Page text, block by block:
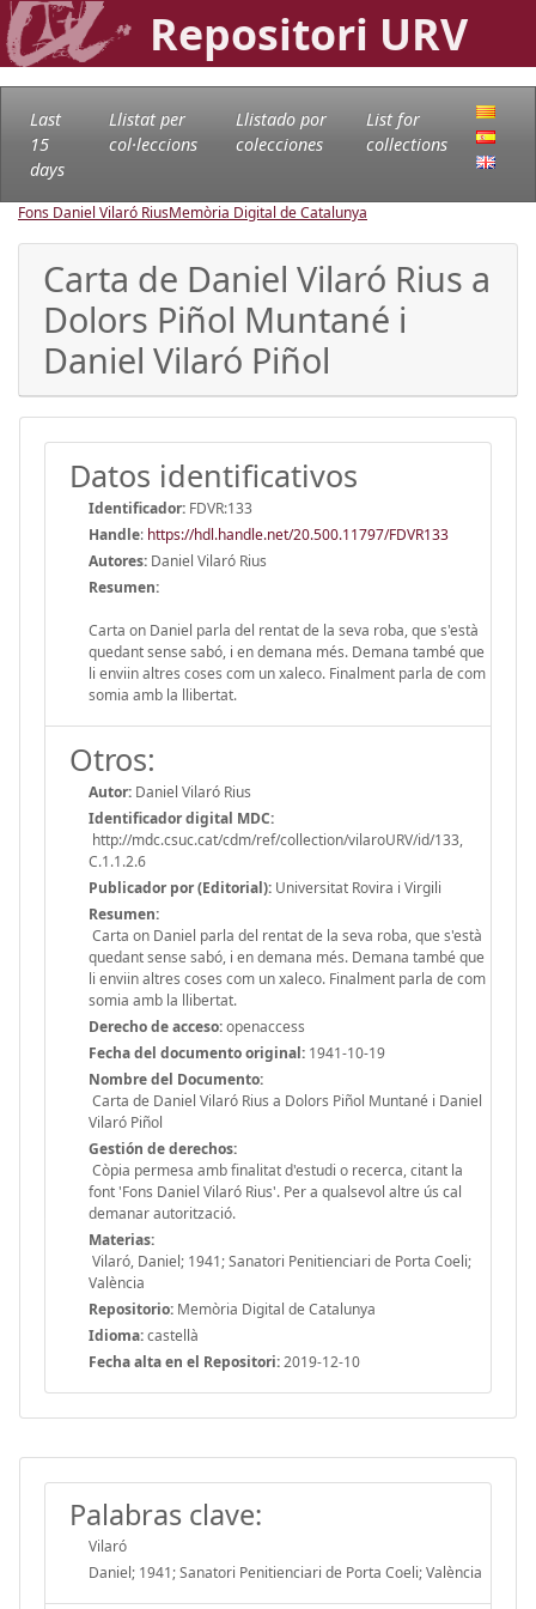
Repositori URV
Last
15
days
Llistat per
col·leccions
Llistado por
colecciones
List for
collections
Fons Daniel Vilaró RiusMemòria Digital de Catalunya
Carta de Daniel Vilaró Rius a
Dolors Piñol Muntané i
Daniel Vilaró Piñol
Datos identificativos
Identificador: FDVR:133
Handle: https://hdl.handle.net/20.500.11797/FDVR133
Autores: Daniel Vilaró Rius
Resumen:
Carta on Daniel parla del rentat de la seva roba, que s'està
quedant sense sabó, i en demana més. Demana també que
li enviin altres coses com un xaleco. Finalment parla de com
somia amb la llibertat.
Otros:
Autor: Daniel Vilaró Rius
Identificador digital MDC:
http://mdc.csuc.cat/cdm/ref/collection/vilaroURV/id/133,
C.1.1.2.6
Publicador por (Editorial): Universitat Rovira i Virgili
Resumen:
Carta on Daniel parla del rentat de la seva roba, que s'està
quedant sense sabó, i en demana més. Demana també que
li enviin altres coses com un xaleco. Finalment parla de com
somia amb la llibertat.
Derecho de acceso:openaccess
Fecha del documento original: 1941-10-19
Nombre del Documento:
Carta de Daniel Vilaró Rius a Dolors Piñol Muntané i Daniel
Vilaró Piñol
Gestión de derechos:
Còpia permesa amb finalitat d'estudi o recerca, citant la
font 'Fons Daniel Vilaró Rius'. Per a qualsevol altre ús cal
demanar autorització.
Materias:
Vilaró, Daniel; 1941; Sanatori Penitienciari de Porta Coeli;
València
Repositorio: Memòria Digital de Catalunya
Idioma:castellà
Fecha alta en el Repositori:2019-12-10
Palabras clave:
Vilaró
Daniel; 1941; Sanatori Penitienciari de Porta Coeli; València